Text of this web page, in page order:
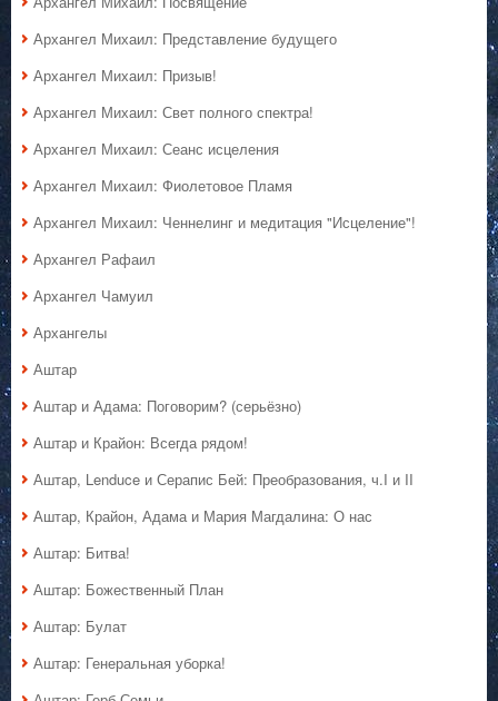
Архангел Михаил: Представление будущего
Архангел Михаил: Призыв!
Архангел Михаил: Свет полного спектра!
Архангел Михаил: Сеанс исцеления
Архангел Михаил: Фиолетовое Пламя
Архангел Михаил: Ченнелинг и медитация "Исцеление"!
Архангел Рафаил
Архангел Чамуил
Архангелы
Аштар
Аштар и Адама: Поговорим? (серьёзно)
Аштар и Крайон: Всегда рядом!
Аштар, Lenduce и Серапис Бей: Преобразования, ч.I и II
Аштар, Крайон, Адама и Мария Магдалина: О нас
Аштар: Битва!
Аштар: Божественный План
Аштар: Булат
Аштар: Генеральная уборка!